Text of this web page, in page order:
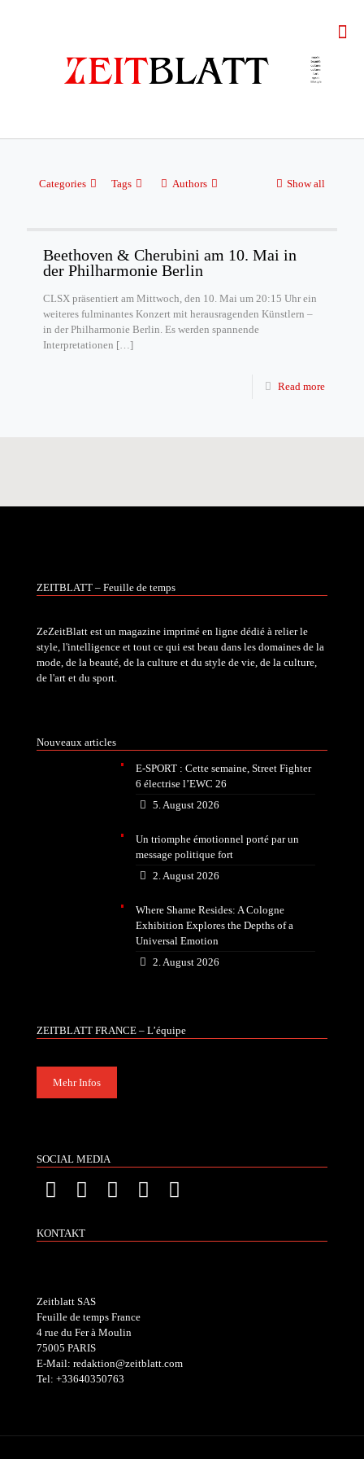
Categories Tags Authors Show all
Beethoven & Cherubini am 10. Mai in
der Philharmonie Berlin
CLSX präsentiert am Mittwoch, den 10. Mai um 20:15 Uhr ein
weiteres fulminantes Konzert mit herausragenden Künstlern –
in der Philharmonie Berlin. Es werden spannende
Interpretationen […]
Read more
ZEITBLATT – Feuille de temps
ZeZeitBlatt est un magazine imprimé en ligne dédié à relier le
style, l'intelligence et tout ce qui est beau dans les domaines de la
mode, de la beauté, de la culture et du style de vie, de la culture,
de l'art et du sport.
Nouveaux articles
E-SPORT : Cette semaine, Street Fighter
6 électrise l’EWC 26
5. August 2026
Un triomphe émotionnel porté par un
message politique fort
2. August 2026
Where Shame Resides: A Cologne
Exhibition Explores the Depths of a
Universal Emotion
2. August 2026
ZEITBLATT FRANCE – L’équipe
Mehr Infos
SOCIAL MEDIA
KONTAKT
Zeitblatt SAS
Feuille de temps France
4 rue du Fer à Moulin
75005 PARIS
E-Mail: redaktion@zeitblatt.com
Tel: +33640350763